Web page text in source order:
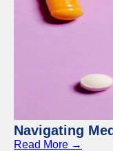
Navigating
Read More →